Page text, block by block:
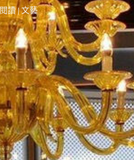
閱讀 | 文藝